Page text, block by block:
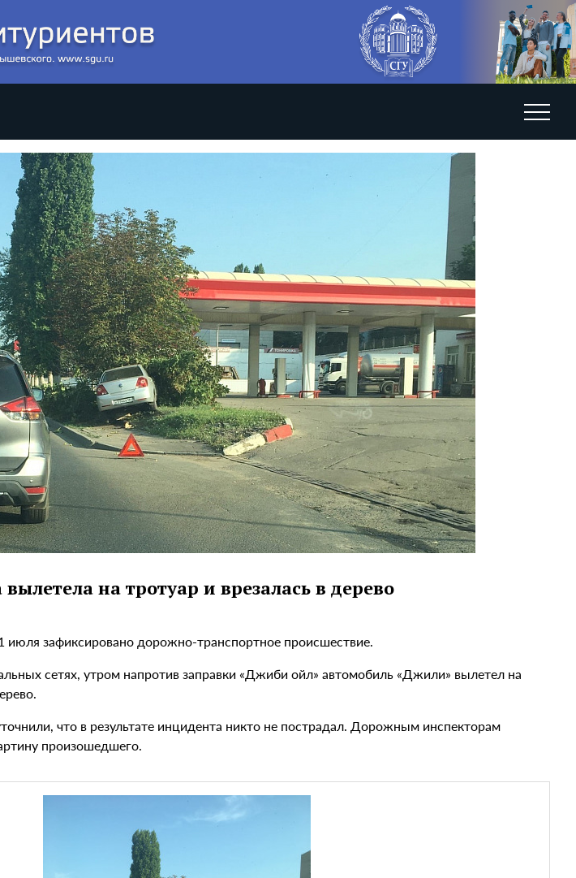
на тротуар и врезалась в дерево
июля зафиксировано дорожно-транспортное происшествие.
сетях, утром напротив заправки «Джиби ойл» автомобиль «Джили» вылетел на
что в результате инцидента никто не пострадал. Дорожным инспекторам
произошедшего.